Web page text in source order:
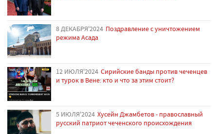
8 ДЕКАБРЯ'2024 Поздравление с уничтожением
режима Асада
12 ИЮЛЯ'2024 Сирийские банды против чеченцев
и турок в Вене: кто и что за этим стоит?
5 ИЮЛЯ'2024 Хусейн Джамбетов - православный
русский патриот чеченского происхождения